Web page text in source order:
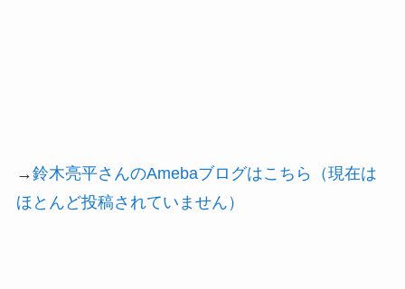
→鈴木亮平さんのAmebaブログはこちら（現在は
ほとんど投稿されていません）